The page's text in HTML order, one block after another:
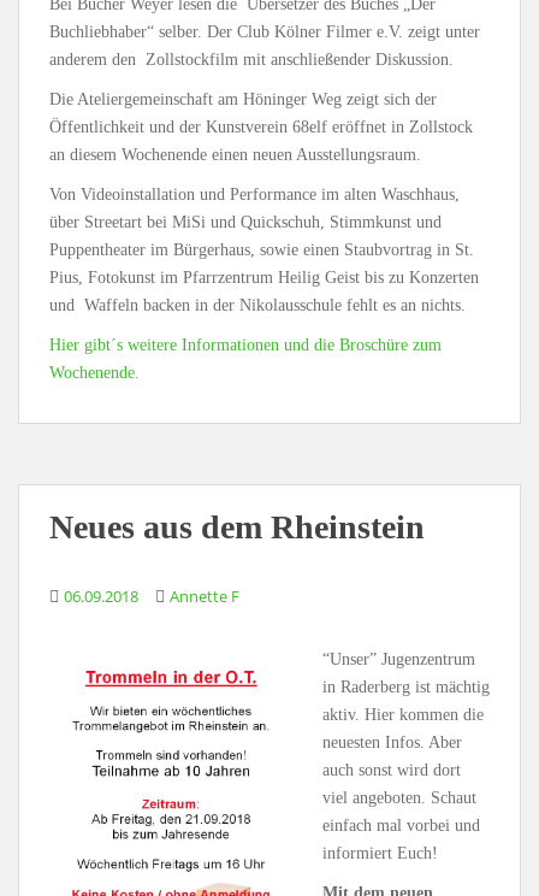
Bei Bücher Weyer lesen die Übersetzer des Buches „Der
Buchliebhaber“ selber. Der Club Kölner Filmer e.V. zeigt unter
anderem den Zollstockfilm mit anschließender Diskussion.
Die Ateliergemeinschaft am Höninger Weg zeigt sich der
Öffentlichkeit und der Kunstverein 68elf eröffnet in Zollstock
an diesem Wochenende einen neuen Ausstellungsraum.
Von Videoinstallation und Performance im alten Waschhaus,
über Streetart bei MiSi und Quickschuh, Stimmkunst und
Puppentheater im Bürgerhaus, sowie einen Staubvortrag in St.
Pius, Fotokunst im Pfarrzentrum Heilig Geist bis zu Konzerten
und Waffeln backen in der Nikolausschule fehlt es an nichts.
Hier gibt´s weitere Informationen und die Broschüre zum
Wochenende.
Neues aus dem Rheinstein
06.09.2018 Annette F
“Unser” Jugenzentrum
in Raderberg ist mächtig
aktiv. Hier kommen die
neuesten Infos. Aber
auch sonst wird dort
viel angeboten. Schaut
einfach mal vorbei und
informiert Euch!